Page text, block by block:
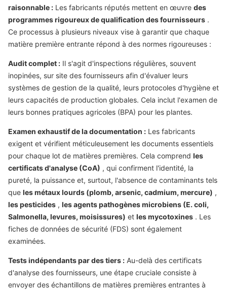
raisonnable : Les fabricants réputés mettent en œuvre des
programmes rigoureux de qualification des fournisseurs .
Ce processus à plusieurs niveaux vise à garantir que chaque
matière première entrante répond à des normes rigoureuses :
Audit complet : Il s'agit d'inspections régulières, souvent
inopinées, sur site des fournisseurs afin d'évaluer leurs
systèmes de gestion de la qualité, leurs protocoles d'hygiène et
leurs capacités de production globales. Cela inclut l'examen de
leurs bonnes pratiques agricoles (BPA) pour les plantes.
Examen exhaustif de la documentation : Les fabricants
exigent et vérifient méticuleusement les documents essentiels
pour chaque lot de matières premières. Cela comprend les
certificats d'analyse (CoA) , qui confirment l'identité, la
pureté, la puissance et, surtout, l'absence de contaminants tels
que les métaux lourds (plomb, arsenic, cadmium, mercure) ,
les pesticides , les agents pathogènes microbiens (E. coli,
Salmonella, levures, moisissures) et les mycotoxines . Les
fiches de données de sécurité (FDS) sont également
examinées.
Tests indépendants par des tiers : Au-delà des certificats
d'analyse des fournisseurs, une étape cruciale consiste à
envoyer des échantillons de matières premières entrantes à